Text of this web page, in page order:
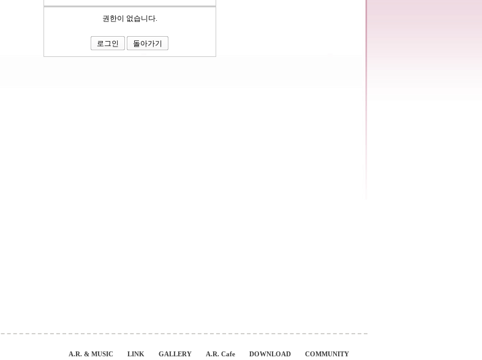
권한이 없습니다.
로그인 돌아가기
A.R. & MUSIC LINK GALLERY A.R. Cafe DOWNLOAD COMMUNITY